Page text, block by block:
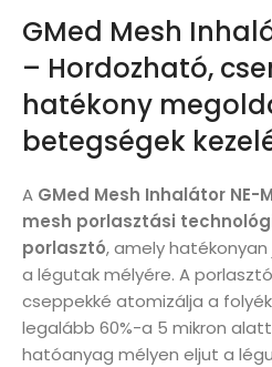
GMed Mesh
– Hordozható,
hatékony
betegségek
A GMed Mesh Inhalátor NE-
mesh porlasztási
porlasztó, amely
a légutak mélyére. A
cseppekké atomizálja a
legalább 60%-a 5 mikron
hatóanyag mélyen eljut a